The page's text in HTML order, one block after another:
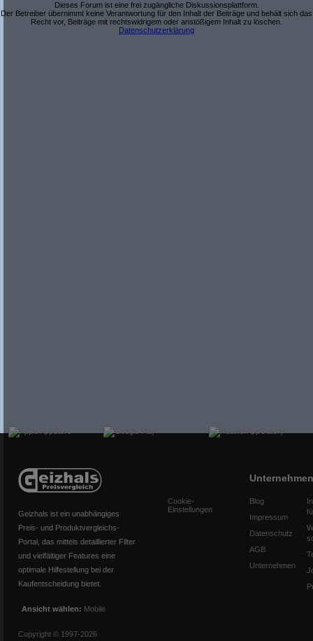
Dieses Forum ist eine frei zugängliche Diskussionsplattform.
Der Betreiber übernimmt keine Verantwortung für den Inhalt der Beiträge und behält sich das
Recht vor, Beiträge mit rechtswidrigem oder anstößigem Inhalt zu löschen.
Datenschutzerklärung
Geizhals ist ein unabhängiges
Preis- und Produktvergleichs-
Portal, das mittels detaillierter Filter
und vielfältiger Features eine
optimale Hilfestellung bei der
Kaufentscheidung bietet.
Ansicht wählen: Mobile
Copyright © 1997-2026
Cookie-
Einstellungen
Unternehmen
Blog
Impressum
Datenschutz
AGB
Unternehmen